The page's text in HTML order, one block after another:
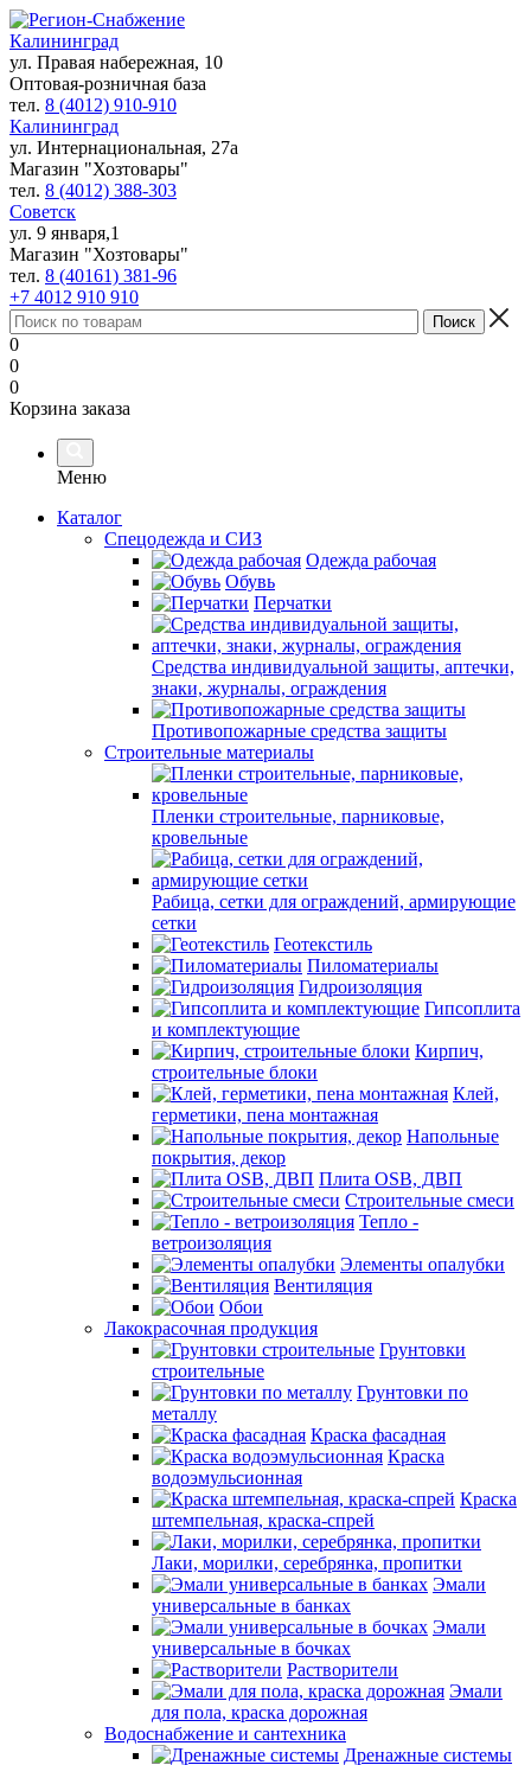
Калининград
ул. Правая набережная, 10
Оптовая-розничная база
тел. 8 (4012) 910-910
Калининград
ул. Интернациональная, 27а
Магазин "Хозтовары"
тел. 8 (4012) 388-303
Советск
ул. 9 января,1
Магазин "Хозтовары"
тел. 8 (40161) 381-96
+7 4012 910 910
0
0
0
Корзина заказа
Меню
Каталог
Спецодежда и СИЗ
Одежда рабочая
Обувь
Перчатки
Средства индивидуальной защиты, аптечки,
знаки, журналы, ограждения
Противопожарные средства защиты
Строительные материалы
Пленки строительные, парниковые,
кровельные
Рабица, сетки для ограждений, армирующие
сетки
Геотекстиль
Пиломатериалы
Гидроизоляция
Гипсоплита
и комплектующие
Кирпич,
строительные блоки
Клей,
герметики, пена монтажная
Напольные
покрытия, декор
Плита OSB, ДВП
Строительные смеси
Тепло -
ветроизоляция
Элементы опалубки
Вентиляция
Обои
Лакокрасочная продукция
Грунтовки
строительные
Грунтовки по
металлу
Краска фасадная
Краска
водоэмульсионная
Краска
штемпельная, краска-спрей
Лаки, морилки, серебрянка, пропитки
Эмали
универсальные в банках
Эмали
универсальные в бочках
Растворители
Эмали
для пола, краска дорожная
Водоснабжение и сантехника
Дренажные системы